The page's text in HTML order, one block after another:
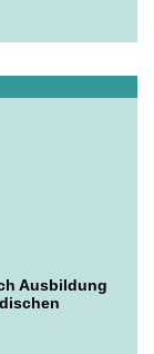
Ausbildung